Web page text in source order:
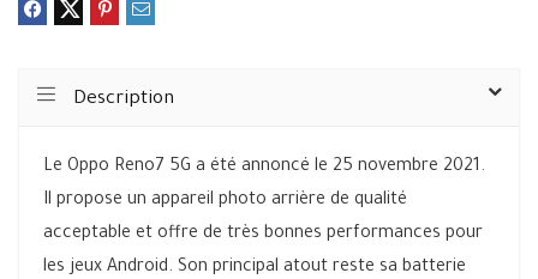
Description
Le Oppo Reno7 5G a été annoncé le 25 novembre 2021.
Il propose un appareil photo arrière de qualité
acceptable et offre de très bonnes performances pour
les jeux Android. Son principal atout reste sa batterie